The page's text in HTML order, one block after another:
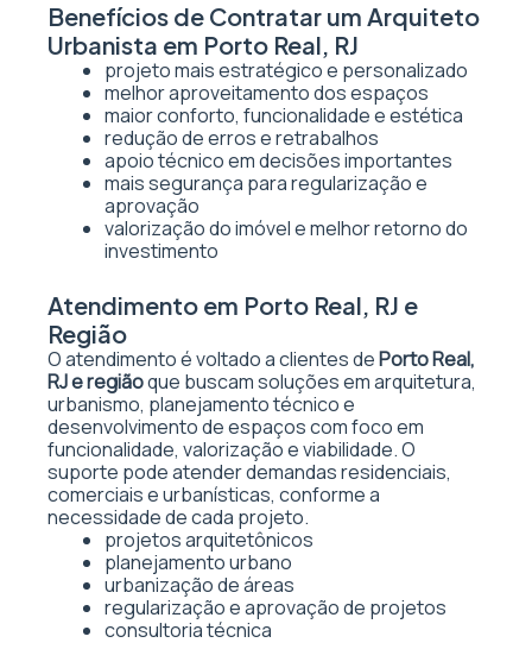
Benefícios de Contratar um Arquiteto
Urbanista em Porto Real, RJ
projeto mais estratégico e personalizado
melhor aproveitamento dos espaços
maior conforto, funcionalidade e estética
redução de erros e retrabalhos
apoio técnico em decisões importantes
mais segurança para regularização e
aprovação
valorização do imóvel e melhor retorno do
investimento
Atendimento em Porto Real, RJ e
Região
O atendimento é voltado a clientes dePorto Real,
RJ e regiãoque buscam soluções em arquitetura,
urbanismo, planejamento técnico e
desenvolvimento de espaços com foco em
funcionalidade, valorização e viabilidade. O
suporte pode atender demandas residenciais,
comerciais e urbanísticas, conforme a
necessidade de cada projeto.
projetos arquitetônicos
planejamento urbano
urbanização de áreas
regularização e aprovação de projetos
consultoria técnica